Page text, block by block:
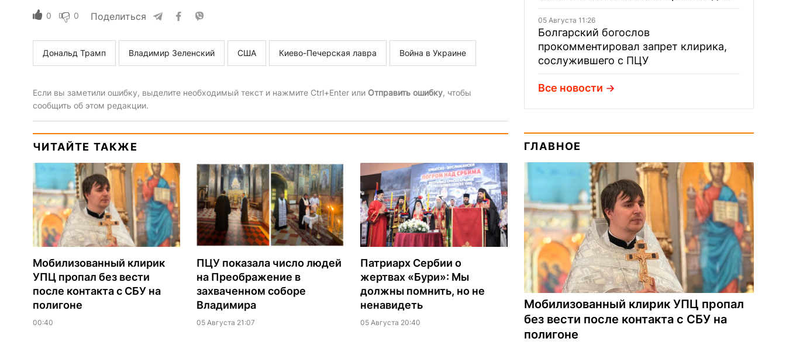
0 0 Поделиться
Дональд Трамп Владимир Зеленский США Киево-Печерская лавра Война в Украине
Если вы заметили ошибку, выделите необходимый текст и нажмите Ctrl+Enter или Отправить ошибку, чтобы
сообщить об этом редакции.
ЧИТАЙТЕ ТАКЖЕ
Мобилизованный клирик
УПЦ пропал без вести
после контакта с СБУ на
полигоне
00:40
ПЦУ показала число людей
на Преображение в
захваченном соборе
Владимира
05 Августа 21:07
Патриарх Сербии о
жертвах «Бури»: Мы
должны помнить, но не
ненавидеть
05 Августа 20:40
05 Августа 11:26
Болгарский богослов
прокомментировал запрет клирика,
сослужившего с ПЦУ
Все новости
ГЛАВНОЕ
Мобилизованный клирик УПЦ пропал
без вести после контакта с СБУ на
полигоне